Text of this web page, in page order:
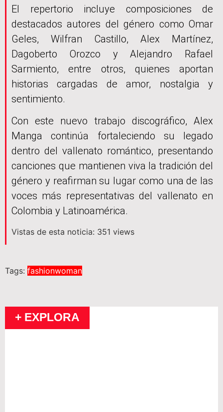
El repertorio incluye composiciones de
destacados autores del género como Omar
Geles, Wilfran Castillo, Alex Martínez,
Dagoberto Orozco y Alejandro Rafael
Sarmiento, entre otros, quienes aportan
historias cargadas de amor, nostalgia y
sentimiento.
Con este nuevo trabajo discográfico, Alex
Manga continúa fortaleciendo su legado
dentro del vallenato romántico, presentando
canciones que mantienen viva la tradición del
género y reafirman su lugar como una de las
voces más representativas del vallenato en
Colombia y Latinoamérica.
Vistas de esta noticia: 351 views
Tags: fashionwoman
+ EXPLORA